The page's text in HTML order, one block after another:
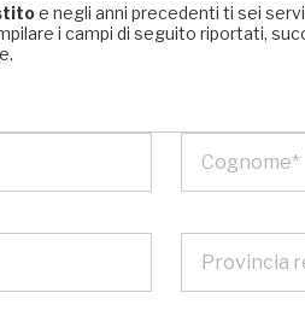
e negli anni precedenti ti sei
i campi di seguito riportati,